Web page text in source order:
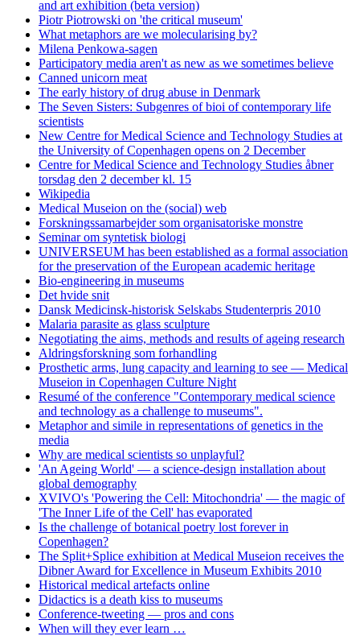
and art exhibition (beta version)
Piotr Piotrowski on 'the critical museum'
What metaphors are we molecularising by?
Milena Penkowa-sagen
Participatory media aren't as new as we sometimes believe
Canned unicorn meat
The early history of drug abuse in Denmark
The Seven Sisters: Subgenres of bioi of contemporary life
scientists
New Centre for Medical Science and Technology Studies at
the University of Copenhagen opens on 2 December
Centre for Medical Science and Technology Studies åbner
torsdag den 2 december kl. 15
Wikipedia
Medical Museion on the (social) web
Forskningssamarbejder som organisatoriske monstre
Seminar om syntetisk biologi
UNIVERSEUM has been established as a formal association
for the preservation of the European academic heritage
Bio-engineering in museums
Det hvide snit
Dansk Medicinsk-historisk Selskabs Studenterpris 2010
Malaria parasite as glass sculpture
Negotiating the aims, methods and results of ageing research
Aldringsforskning som forhandling
Prosthetic arms, lung capacity and learning to see — Medical
Museion in Copenhagen Culture Night
Resumé of the conference "Contemporary medical science
and technology as a challenge to museums".
Metaphor and simile in representations of genetics in the
media
Why are medical scientists so unplayful?
'An Ageing World' — a science-design installation about
global demography
XVIVO's 'Powering the Cell: Mitochondria' — the magic of
'The Inner Life of the Cell' has evaporated
Is the challenge of botanical poetry lost forever in
Copenhagen?
The Split+Splice exhibition at Medical Museion receives the
Dibner Award for Excellence in Museum Exhibits 2010
Historical medical artefacts online
Didactics is a death kiss to museums
Conference-tweeting — pros and cons
When will they ever learn …